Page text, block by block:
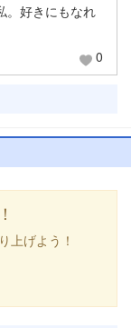
。好きにもなれ
0
上げよう！